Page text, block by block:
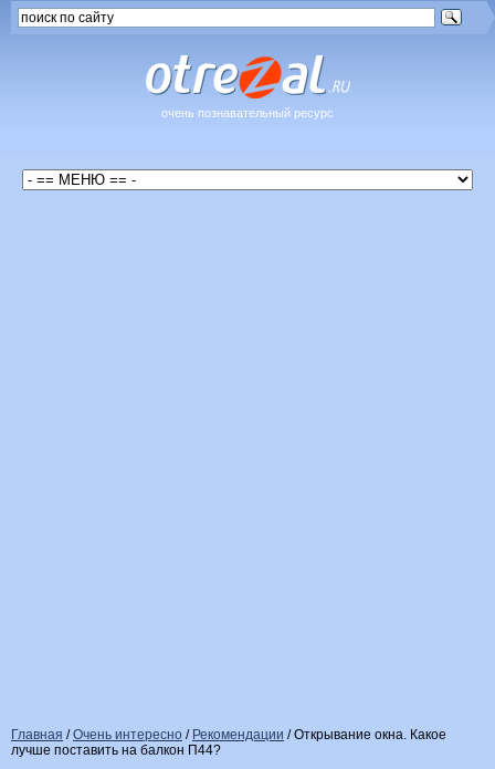
очень познавательный ресурс
Главная /Очень интересно / Рекомендации /Открывание окна. Какое
лучше поставить на балкон П44?